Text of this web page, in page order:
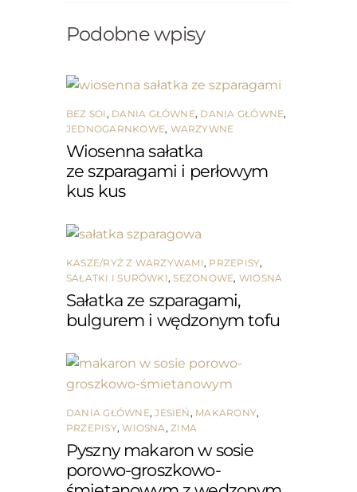
Podobne wpisy
BEZ SOI , DANIA GŁÓWNE, DANIA GŁÓWNE,
JEDNOGARNKOWE, WARZYWNE
Wiosenna sałatka
ze szparagami i perłowym
kus kus
KASZE/RYŻ Z WARZYWAMI, PRZEPISY,
SAŁATKI I SURÓWKI,SEZONOWE, WIOSNA
Sałatka ze szparagami,
bulgurem i wędzonym tofu
DANIA GŁÓWNE,JESIEŃ, MAKARONY,
PRZEPISY,WIOSNA,ZIMA
Pyszny makaron w sosie
porowo-groszkowo-